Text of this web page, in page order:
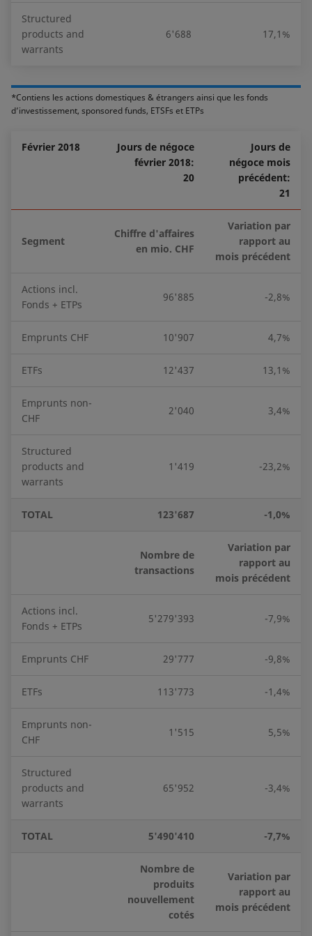
Structured
products and
warrants
6'688 17,1%
*Contiens les actions domestiques & étrangers ainsi que les fonds
d’investissement, sponsored funds, ETSFs et ETPs
Février 2018
Jours de négoce
février 2018:
20
Jours de
négoce mois
précédent:
21
Segment
Chiffre d'affaires
en mio. CHF
Variation par
rapport au
mois précédent
Actions incl.
Fonds + ETPs
96'885 -2,8%
Emprunts CHF 10'907 4,7%
ETFs 12'437 13,1%
Emprunts non-
CHF
2'040 3,4%
Structured
products and
warrants
1'419 -23,2%
TOTAL 123'687 -1,0%
Nombre de
transactions
Variation par
rapport au
mois précédent
Actions incl.
Fonds + ETPs
5'279'393 -7,9%
Emprunts CHF 29'777 -9,8%
ETFs 113'773 -1,4%
Emprunts non-
CHF
1'515 5,5%
Structured
products and
warrants
65'952 -3,4%
TOTAL 5'490'410 -7,7%
Nombre de
produits
nouvellement
cotés
Variation par
rapport au
mois précédent